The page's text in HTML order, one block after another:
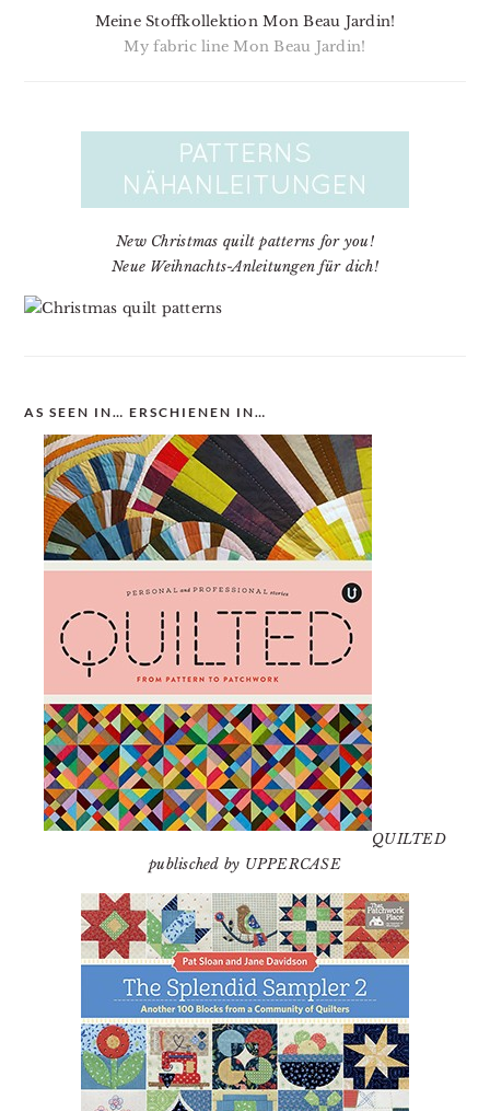
Meine Stoffkollektion Mon Beau Jardin!
My fabric line Mon Beau Jardin!
New Christmas quilt patterns for you!
Neue Weihnachts-Anleitungen für dich!
AS SEEN IN… ERSCHIENEN IN…
QUILTED
publisched by UPPERCASE